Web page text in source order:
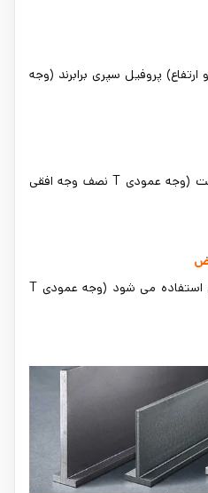
پروفیل سپری برابرند (وجه
که در آن­ها ارتفاع نصف عرض است (وجه عمودی T نصف وجه افقی
که عموما در دیوارهای تیغه ای استفاده می شود (وجه عمودی T